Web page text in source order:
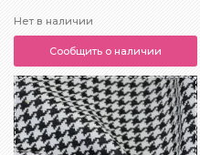
Нет в наличии
Сообщить о наличии